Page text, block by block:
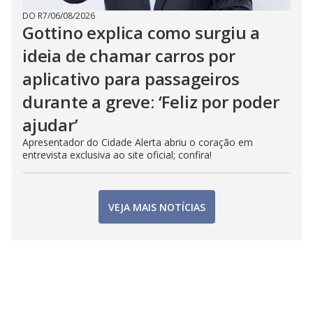
DO R7/06/08/2026
Gottino explica como surgiu a
ideia de chamar carros por
aplicativo para passageiros
durante a greve: ‘Feliz por poder
ajudar’
Apresentador do Cidade Alerta abriu o coração em
entrevista exclusiva ao site oficial; confira!
VEJA MAIS NOTÍCIAS